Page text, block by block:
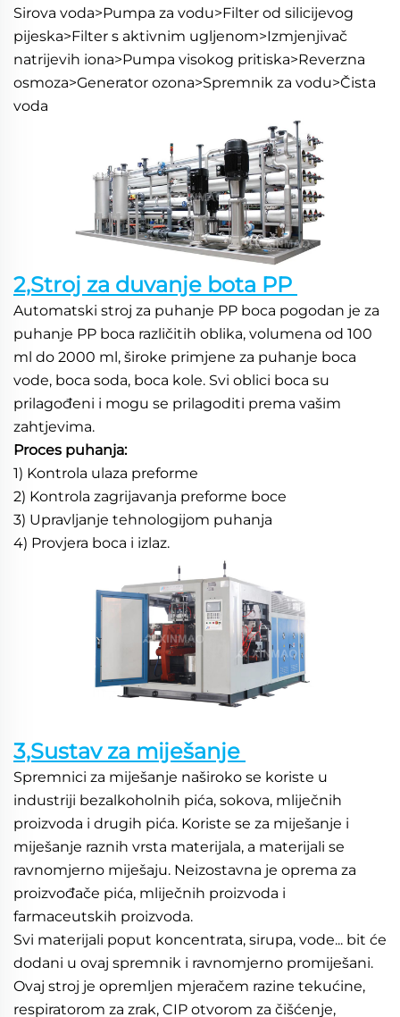
Sirova voda>Pumpa za vodu>Filter od silicijevog
pijeska>Filter s aktivnim ugljenom>Izmjenjivač
natrijevih iona>Pumpa visokog pritiska>Reverzna
osmoza>Generator ozona>Spremnik za vodu>Čista
voda
2,Stroj za duvanje bota PP
Automatski stroj za puhanje PP boca pogodan je za
puhanje PP boca različitih oblika, volumena od 100
ml do 2000 ml, široke primjene za puhanje boca
vode, boca soda, boca kole. Svi oblici boca su
prilagođeni i mogu se prilagoditi prema vašim
zahtjevima.
Proces puhanja:
1) Kontrola ulaza preforme
2) Kontrola zagrijavanja preforme boce
3) Upravljanje tehnologijom puhanja
4) Provjera boca i izlaz.
3,Sustav za miješanje
Spremnici za miješanje naširoko se koriste u
industriji bezalkoholnih pića, sokova, mliječnih
proizvoda i drugih pića. Koriste se za miješanje i
miješanje raznih vrsta materijala, a materijali se
ravnomjerno miješaju. Neizostavna je oprema za
proizvođače pića, mliječnih proizvoda i
farmaceutskih proizvoda.
Svi materijali poput koncentrata, sirupa, vode... bit će
dodani u ovaj spremnik i ravnomjerno promiješani.
Ovaj stroj je opremljen mjeračem razine tekućine,
respiratorom za zrak, CIP otvorom za čišćenje,